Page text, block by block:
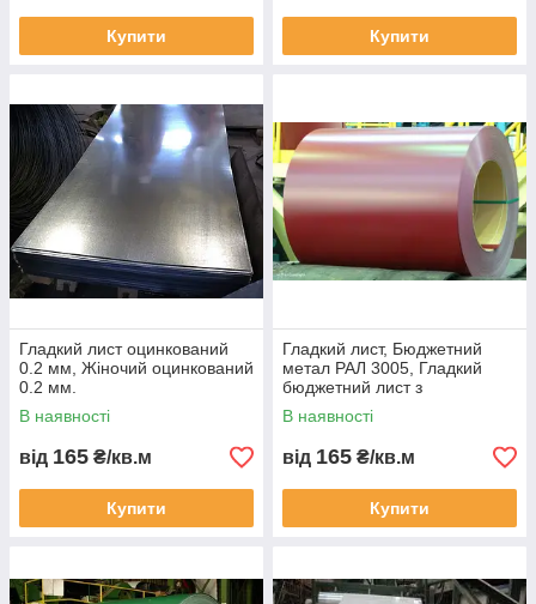
Купити Купити
Гладкий лист оцинкований
0.2 мм, Жіночий оцинкований
0.2 мм.
В наявності
від 165 ₴/кв.м
Купити
Гладкий лист, Бюджетний
метал РАЛ 3005, Гладкий
бюджетний лист з
полімерним покриттям
бордового кольору.
В наявності
від 165 ₴/кв.м
Купити